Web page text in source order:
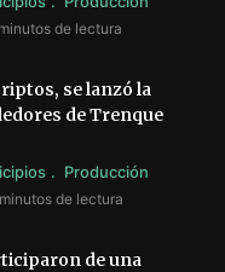
de lectura
se lanzó la
de Trenque
Producción
de lectura
de una